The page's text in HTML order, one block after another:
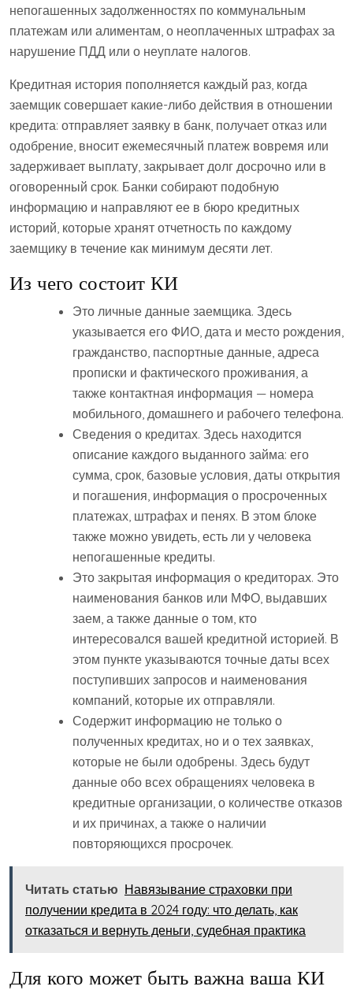
непогашенных задолженностях по коммунальным
платежам или алиментам, о неоплаченных штрафах за
нарушение ПДД или о неуплате налогов.
Кредитная история пополняется каждый раз, когда
заемщик совершает какие-либо действия в отношении
кредита: отправляет заявку в банк, получает отказ или
одобрение, вносит ежемесячный платеж вовремя или
задерживает выплату, закрывает долг досрочно или в
оговоренный срок. Банки собирают подобную
информацию и направляют ее в бюро кредитных
историй, которые хранят отчетность по каждому
заемщику в течение как минимум десяти лет.
Из чего состоит КИ
Это личные данные заемщика. Здесь
указывается его ФИО, дата и место рождения,
гражданство, паспортные данные, адреса
прописки и фактического проживания, а
также контактная информация — номера
мобильного, домашнего и рабочего телефона.
Сведения о кредитах. Здесь находится
описание каждого выданного займа: его
сумма, срок, базовые условия, даты открытия
и погашения, информация о просроченных
платежах, штрафах и пенях. В этом блоке
также можно увидеть, есть ли у человека
непогашенные кредиты.
Это закрытая информация о кредиторах. Это
наименования банков или МФО, выдавших
заем, а также данные о том, кто
интересовался вашей кредитной историей. В
этом пункте указываются точные даты всех
поступивших запросов и наименования
компаний, которые их отправляли.
Содержит информацию не только о
полученных кредитах, но и о тех заявках,
которые не были одобрены. Здесь будут
данные обо всех обращениях человека в
кредитные организации, о количестве отказов
и их причинах, а также о наличии
повторяющихся просрочек.
Читать статью Навязывание страховки при
получении кредита в 2024 году: что делать, как
отказаться и вернуть деньги, судебная практика
Для кого может быть важна ваша КИ